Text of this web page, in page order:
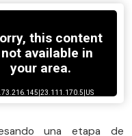
una etapa de